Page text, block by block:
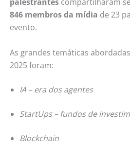
846 membros da mídia de 23
evento.
As grandes temáticas
2025 foram:
IA – era dos agentes
StartUps – fundos de
Blockchain